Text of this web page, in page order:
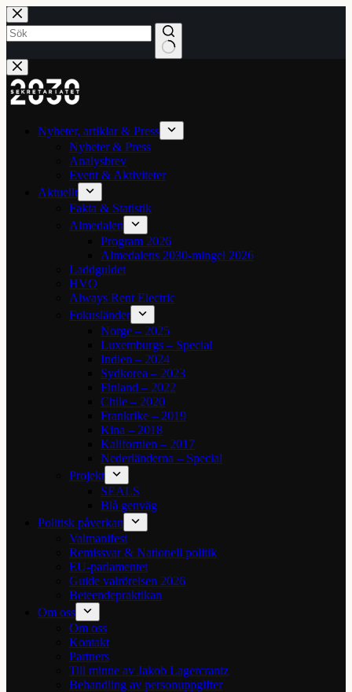
Hoppa
till
innehåll
Inga
resultat
Nyheter, artiklar & Press
Nyheter & Press
Analysbrev
Event & Aktiviteter
Aktuellt
Fakta & Statistik
Almedalen
Program 2026
Almedalens 2030-mingel 2026
Laddguldet
HVO
Always Rent Electric
Fokusländer
Norge – 2025
Luxemburgs – Special
Indien – 2024
Sydkorea – 2023
Finland – 2022
Chile – 2020
Frankrike – 2019
Kina – 2018
Kalifornien – 2017
Nederländerna – Special
Projekt
SEALS
Blå genväg
Politisk påverkan
Valmanifest
Remissvar & Nationell politik
EU-parlamentet
Guide valrörelsen 2026
Beteendepraktikan
Om oss
Om oss
Kontakt
Partners
Till minne av Jakob Lagercrantz
Behandling av personuppgifter